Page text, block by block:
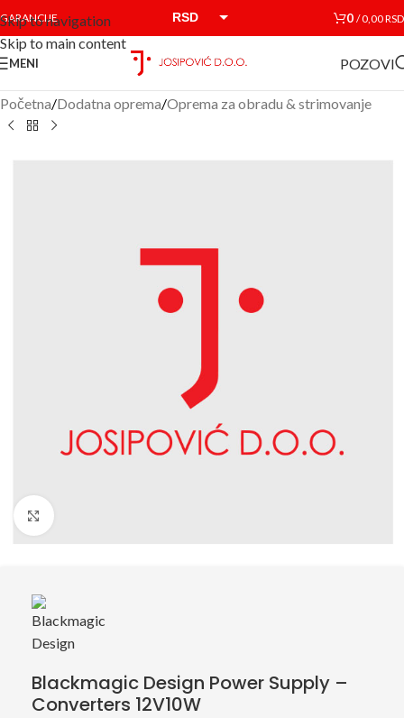
Skip to navigation
Skip to main content
GARANCIJE RSD 0 /0,00RSD
MENI POZOVI
Početna/Dodatna oprema/Oprema za obradu & strimovanje
Click to enlarge
Blackmagic Design Power Supply –
Converters 12V10W